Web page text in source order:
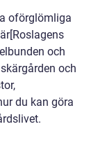
oförglömliga
och
och
du kan göra